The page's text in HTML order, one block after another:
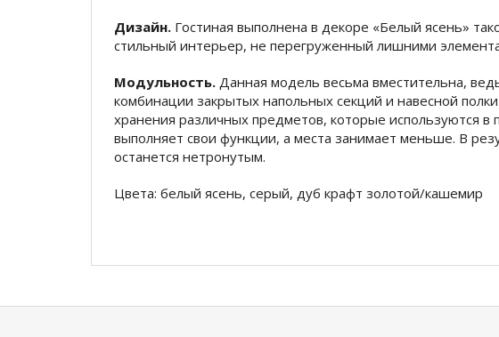
Дизайн. Гостиная выполнена в декоре «Белый ясень»
стильный интерьер, не перегруженный лишними
Модульность. Данная модель весьма вместительна,
комбинации закрытых напольных секций и навесной
хранения различных предметов, которые используются
выполняет свои функции, а места занимает меньше. В
останется нетронутым.
Цвета: белый ясень, серый, дуб крафт золотой/кашемир
менеджера по телефону+79292022735.
**Цены на официальном сайте100диванов.com